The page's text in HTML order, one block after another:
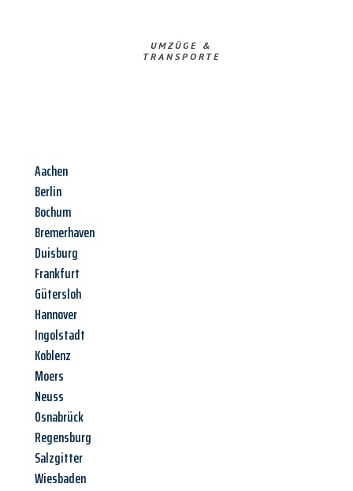
UMZÜGE &
TRANSPORTE
Aachen
Berlin
Bochum
Bremerhaven
Duisburg
Frankfurt
Gütersloh
Hannover
Ingolstadt
Koblenz
Moers
Neuss
Osnabrück
Regensburg
Salzgitter
Wiesbaden